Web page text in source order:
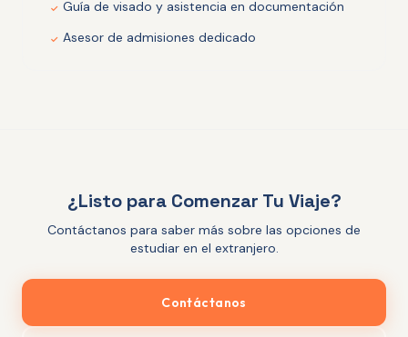
✓ Guía de visado y asistencia en documentación
✓ Asesor de admisiones dedicado
¿Listo para Comenzar Tu Viaje?
Contáctanos para saber más sobre las opciones de
estudiar en el extranjero.
Contáctanos